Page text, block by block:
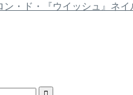
ン・ド・『ウイッシュ』ネ